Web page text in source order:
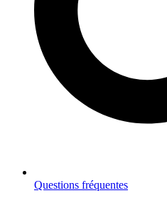
Questions fréquentes